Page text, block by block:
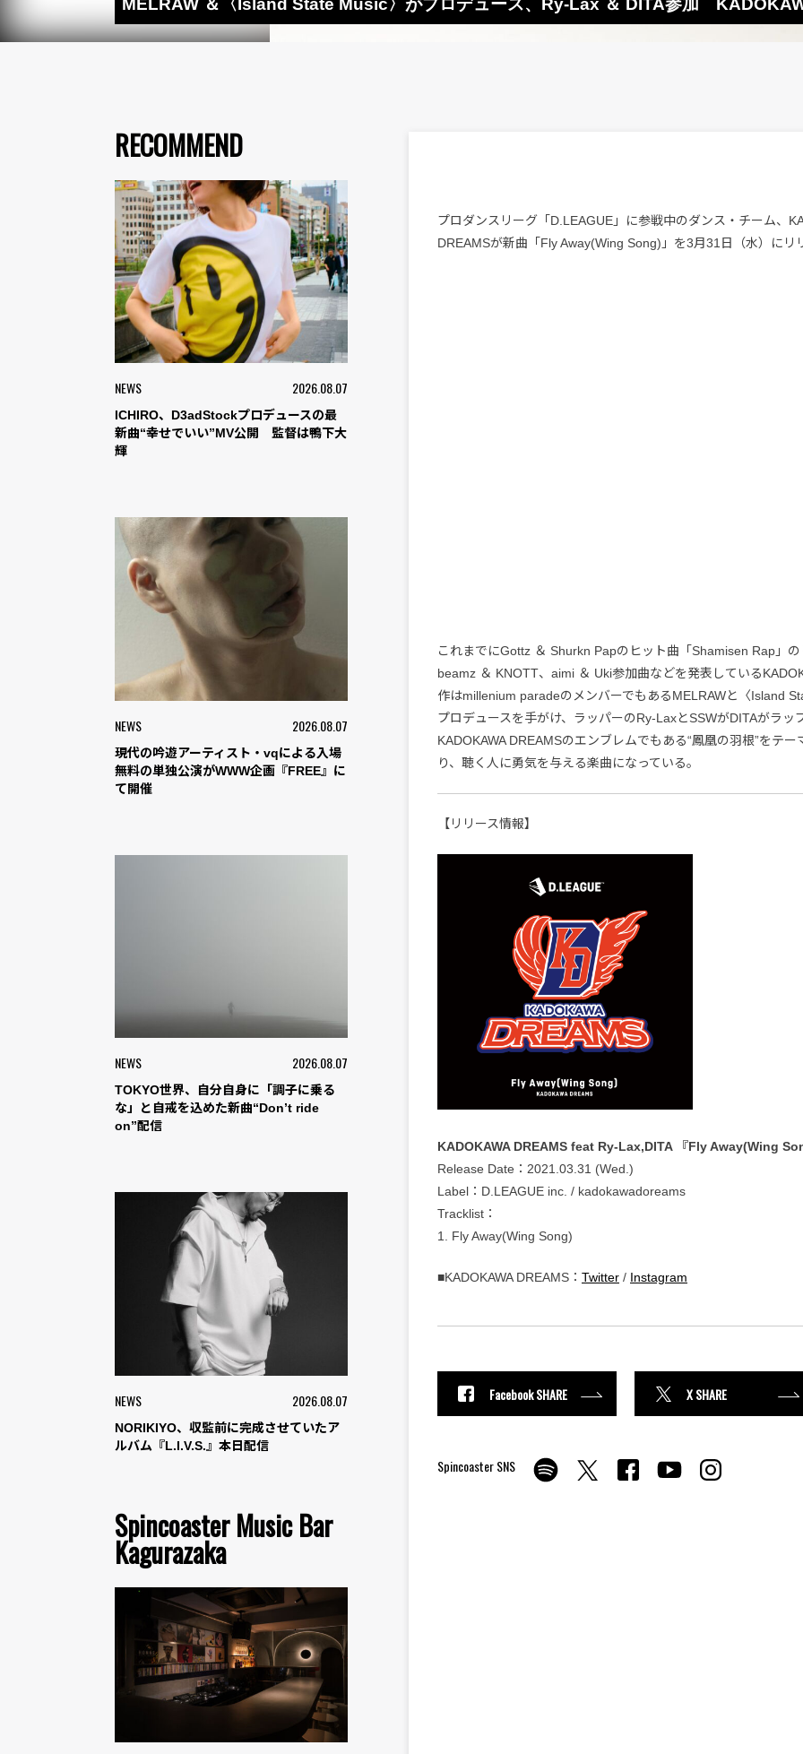
MELRAW ＆〈Island State Music〉がプロデュース、Ry-Lax ＆ DITA参加
RECOMMEND
NEWS 2026.08.07
ICHIRO、D3adStockプロデュースの最
新曲“幸せでいい”MV公開 監督は鴨下大
輝
NEWS 2026.08.07
現代の吟遊アーティスト・vqによる入場
無料の単独公演がWWW企画『FREE』に
て開催
NEWS 2026.08.07
TOKYO世界、自分自身に「調子に乗る
な」と自戒を込めた新曲“Don’t ride
on”配信
NEWS 2026.08.07
NORIKIYO、収監前に完成させていたア
ルバム『L.I.V.S.』本日配信
Spincoaster Music Bar
Kagurazaka
プロダンスリーグ「D.LEAGUE」に参戦中のダンス・チーム、
DREAMSが新曲「Fly Away(Wing Song)」を3月31日（水）にリ
これまでにGottz ＆ Shurkn Papのヒット曲「Shamisen Rap」
beamz ＆ KNOTT、aimi ＆ Uki参加曲などを発表している
作はmillenium paradeのメンバーでもあるMELRAWと〈Island
プロデュースを手がけ、ラッパーのRy-LaxとSSWがDITAがラッ
KADOKAWA DREAMSのエンブレムでもある“鳳凰の羽根”をテ
り、聴く人に勇気を与える楽曲になっている。
【リリース情報】
KADOKAWA DREAMS feat Ry-Lax,DITA 『Fly Away(Wing
Release Date：2021.03.31 (Wed.)
Label：D.LEAGUE inc. / kadokawadoreams
Tracklist：
1. Fly Away(Wing Song)
■KADOKAWA DREAMS： Twitter / Instagram
Facebook SHARE X SHARE
Spincoaster SNS